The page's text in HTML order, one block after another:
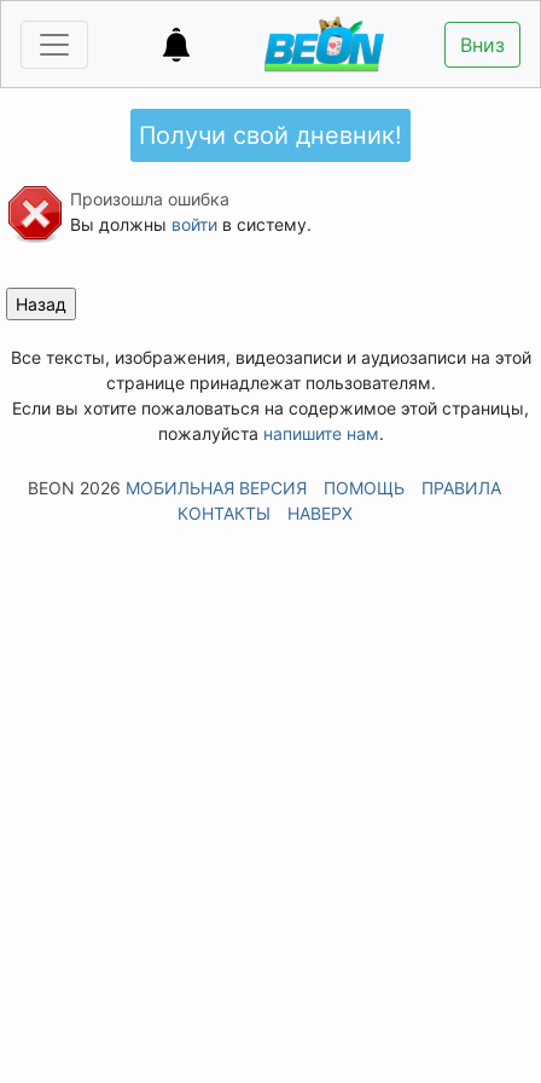
Вниз
Получи свой дневник!
Произошла ошибка
Вы должны войтив систему.
Все тексты, изображения, видеозаписи и аудиозаписи на этой
странице принадлежат пользователям.
Если вы хотите пожаловаться на содержимое этой страницы,
пожалуйста напишите нам.
BEON 2026 МОБИЛЬНАЯ ВЕРСИЯ ПОМОЩЬ
ПРАВИЛА
КОНТАКТЫ
НАВЕРХ